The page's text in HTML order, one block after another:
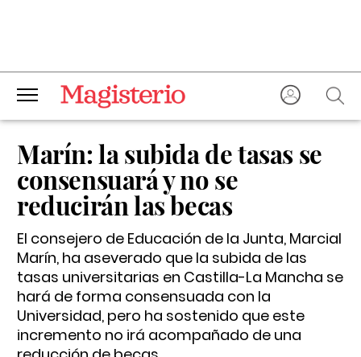
Marín: la subida de tasas se
consensuará y no se
reducirán las becas
El consejero de Educación de la Junta, Marcial
Marín, ha aseverado que la subida de las
tasas universitarias en Castilla-La Mancha se
hará de forma consensuada con la
Universidad, pero ha sostenido que este
incremento no irá acompañado de una